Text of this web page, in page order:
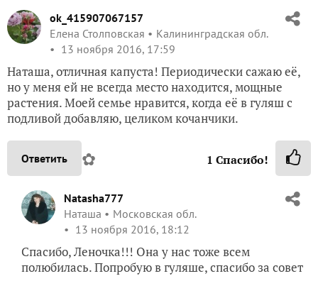
ok_415907067157
Елена Столповская
Калининградская обл.
13 ноября 2016, 17:59
Наташа, отличная капуста! Периодически сажаю её,
но у меня ей не всегда место находится, мощные
растения. Моей семье нравится, когда её в гуляш с
подливой добавляю, целиком кочанчики.
Ответить ✿ 1 Спасибо!
Natasha777
Наташа
Московская обл.
13 ноября 2016, 18:12
Спасибо, Леночка!!! Она у нас тоже всем
полюбилась. Попробую в гуляше, спасибо за совет